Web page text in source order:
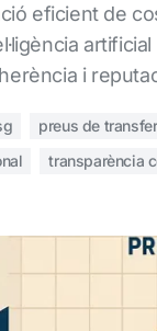
eficient de
i
preus de
transparència